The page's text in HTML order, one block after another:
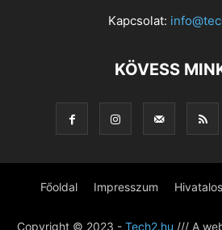
Kapcsolat:
KÖVESS
Főoldal Impresszum
Copyright © 2023 - Tech2.hu /// A